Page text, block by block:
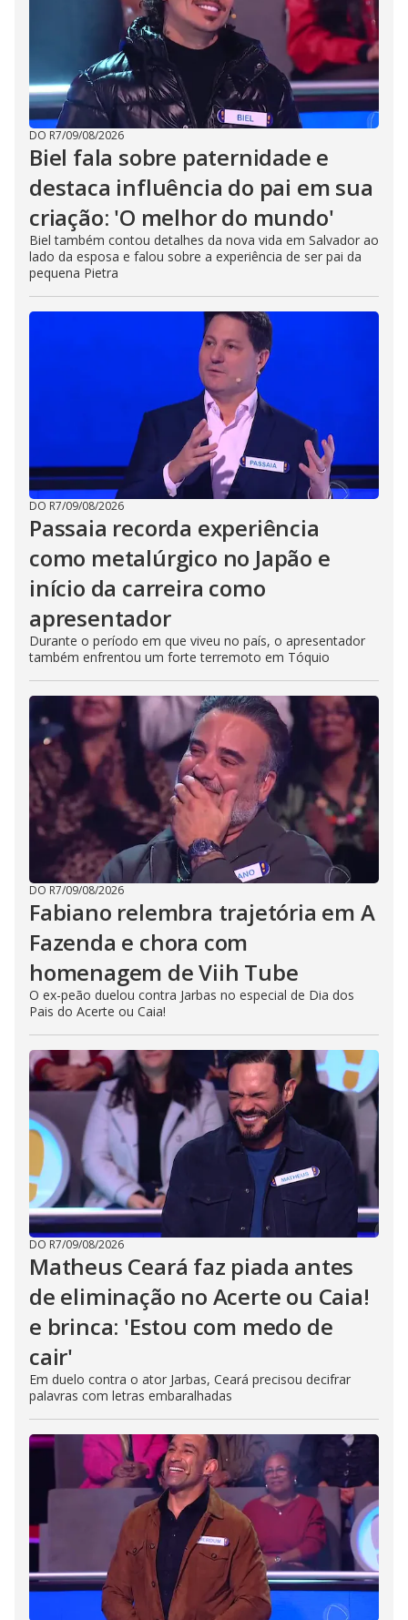
DO R7/09/08/2026
Biel fala sobre paternidade e
destaca influência do pai em sua
criação: 'O melhor do mundo'
Biel também contou detalhes da nova vida em Salvador ao
lado da esposa e falou sobre a experiência de ser pai da
pequena Pietra
DO R7/09/08/2026
Passaia recorda experiência
como metalúrgico no Japão e
início da carreira como
apresentador
Durante o período em que viveu no país, o apresentador
também enfrentou um forte terremoto em Tóquio
DO R7/09/08/2026
Fabiano relembra trajetória em A
Fazenda e chora com
homenagem de Viih Tube
O ex-peão duelou contra Jarbas no especial de Dia dos
Pais do Acerte ou Caia!
DO R7/09/08/2026
Matheus Ceará faz piada antes
de eliminação no Acerte ou Caia!
e brinca: 'Estou com medo de
cair'
Em duelo contra o ator Jarbas, Ceará precisou decifrar
palavras com letras embaralhadas